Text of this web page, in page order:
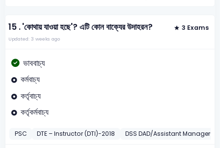
15 .'কোথায় যাওয়া হছে'? এটি কোন বাক্যের উদাহরন? 3 Exams
Updated: 3 weeks ago
ভাববাচ্য
কর্মবাচ্য
কর্তৃবাচ্য
কর্তৃকর্মবাচ্য
PSC DTE – Instructor (DTI)-2018 DSS DAD/Assistant Manager-